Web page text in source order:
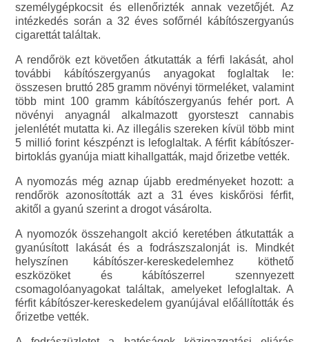
személygépkocsit és ellenőrizték annak vezetőjét. Az
intézkedés során a 32 éves sofőrnél kábítószergyanús
cigarettát találtak.
A rendőrök ezt követően átkutatták a férfi lakását, ahol
további kábítószergyanús anyagokat foglaltak le:
összesen bruttó 285 gramm növényi törmeléket, valamint
több mint 100 gramm kábítószergyanús fehér port. A
növényi anyagnál alkalmazott gyorsteszt cannabis
jelenlétét mutatta ki. Az illegális szereken kívül több mint
5 millió forint készpénzt is lefoglaltak. A férfit kábítószer-
birtoklás gyanúja miatt kihallgatták, majd őrizetbe vették.
A nyomozás még aznap újabb eredményeket hozott: a
rendőrök azonosították azt a 31 éves kiskőrösi férfit,
akitől a gyanú szerint a drogot vásárolta.
A nyomozók összehangolt akció keretében átkutatták a
gyanúsított lakását és a fodrászszalonját is. Mindkét
helyszínen kábítószer-kereskedelemhez köthető
eszközöket és kábítószerrel szennyezett
csomagolóanyagokat találtak, amelyeket lefoglaltak. A
férfit kábítószer-kereskedelem gyanújával előállították és
őrizetbe vették.